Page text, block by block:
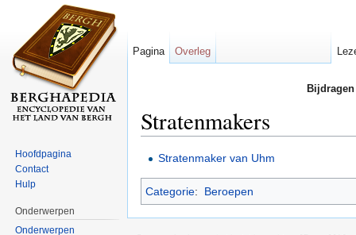
Stratenmakers
Stratenmaker van Uhm
Categorie: Beroepen
Pagina Overleg
Hoofdpagina
Contact
Hulp
Onderwerpen
Onderwerpen